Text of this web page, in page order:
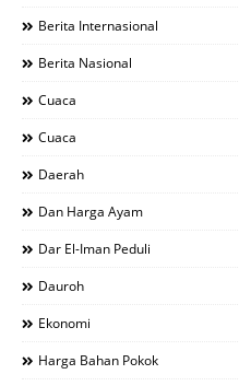
Berita Internasional
Berita Nasional
Cuaca
Cuaca
Daerah
Dan Harga Ayam
Dar El-Iman Peduli
Dauroh
Ekonomi
Harga Bahan Pokok